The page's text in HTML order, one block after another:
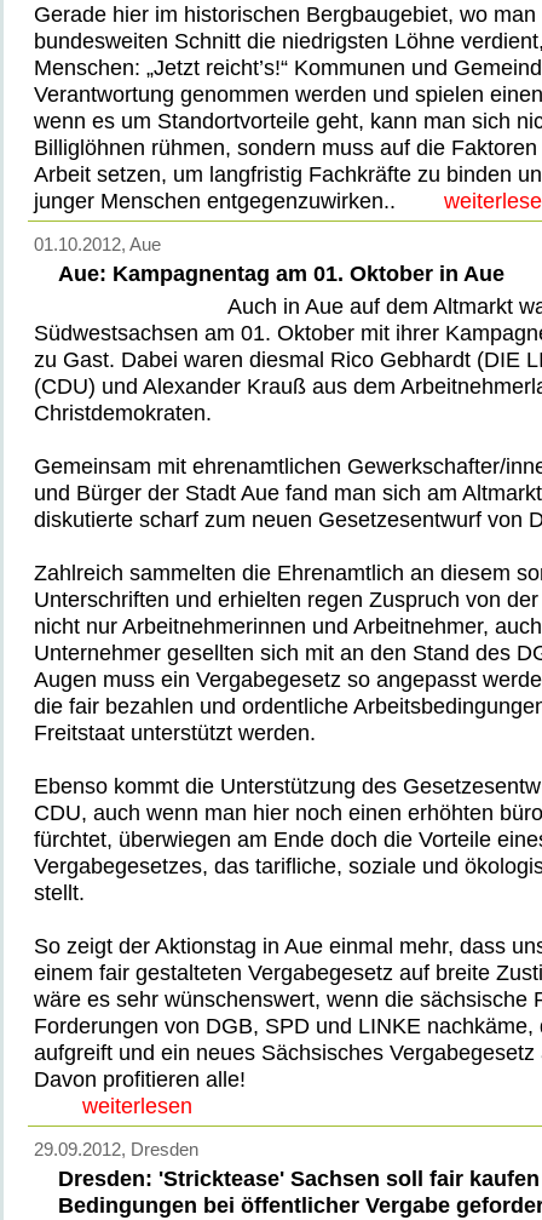
Gerade hier im historischen Bergbaugebiet, wo man
bundesweiten Schnitt die niedrigsten Löhne
Menschen: „Jetzt reicht’s!“ Kommunen und
Verantwortung genommen werden und spielen
wenn es um Standortvorteile geht, kann man sich
Billiglöhnen rühmen, sondern muss auf die
Arbeit setzen, um langfristig Fachkräfte zu binden
junger Menschen entgegenzuwirken..
01.10.2012, Aue
Aue: Kampagnentag am 01. Oktober in Aue
Auch in Aue auf dem Altmarkt
Südwestsachsen am 01. Oktober mit ihrer
zu Gast. Dabei waren diesmal Rico Gebhardt (DIE
(CDU) und Alexander Krauß aus dem
Christdemokraten.
Gemeinsam mit ehrenamtlichen Gewerkschafter/
und Bürger der Stadt Aue fand man sich am
diskutierte scharf zum neuen Gesetzesentwurf von
Zahlreich sammelten die Ehrenamtlich an diesem
Unterschriften und erhielten regen Zuspruch von
nicht nur Arbeitnehmerinnen und Arbeitnehmer,
Unternehmer gesellten sich mit an den Stand des
Augen muss ein Vergabegesetz so angepasst
die fair bezahlen und ordentliche
Freitstaat unterstützt werden.
Ebenso kommt die Unterstützung des
CDU, auch wenn man hier noch einen erhöhten
fürchtet, überwiegen am Ende doch die Vorteile
Vergabegesetzes, das tarifliche, soziale und
stellt.
So zeigt der Aktionstag in Aue einmal mehr, dass
einem fair gestalteten Vergabegesetz auf breite
wäre es sehr wünschenswert, wenn die sächsische
Forderungen von DGB, SPD und LINKE nachkäme,
aufgreift und ein neues Sächsisches
Davon profitieren alle!
weiterlesen
29.09.2012, Dresden
Dresden: 'Stricktease' Sachsen soll fair
Bedingungen bei öffentlicher Vergabe